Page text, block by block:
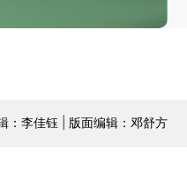
：李佳钰 | 版面编辑：邓舒方